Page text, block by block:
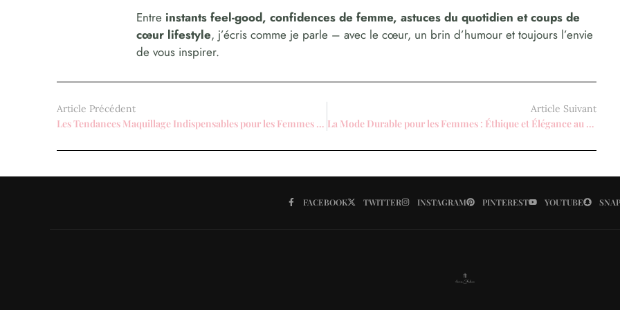
Entre instants feel-good, confidences de femme, astuces du quotidien et coups de
cœur lifestyle, j’écris comme je parle – avec le cœur, un brin d’humour et toujours l’envie
de vous inspirer.
Article Précédent
Les Tendances Maquillage Indispensables pour les Femmes Modernes
Article Suivant
La Mode Durable pour les Femmes : Éthique et Élégance au Quotidien
FACEBOOK TWITTER INSTAGRAM PINTEREST YOUTUBE